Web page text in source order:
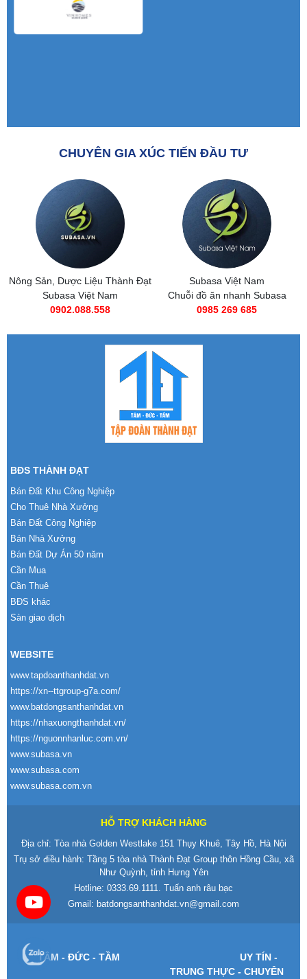
CHUYÊN GIA XÚC TIẾN ĐẦU TƯ
Nông Sản, Dược Liệu Thành Đạt
Subasa Việt Nam
0902.088.558
Subasa Việt Nam
Chuỗi đồ ăn nhanh Subasa
0985 269 685
BĐS THÀNH ĐẠT
Bán Đất Khu Công Nghiệp
Cho Thuê Nhà Xưởng
Bán Đất Công Nghiệp
Bán Nhà Xưởng
Bán Đất Dự Án 50 năm
Cần Mua
Cần Thuê
BĐS khác
Sàn giao dịch
WEBSITE
www.tapdoanthanhdat.vn
https://xn--ttgroup-g7a.com/
www.batdongsanthanhdat.vn
https://nhaxuongthanhdat.vn/
https://nguonnhanluc.com.vn/
www.subasa.vn
www.subasa.com
www.subasa.com.vn
HỖ TRỢ KHÁCH HÀNG
Địa chỉ: Tòa nhà Golden Westlake 151 Thụy Khuê, Tây Hồ, Hà Nội
Trụ sở điều hành: Tầng 5 tòa nhà Thành Đạt Group thôn Hồng Cầu, xã
Như Quỳnh, tỉnh Hưng Yên
Hotline: 0333.69.1111. Tuấn anh râu bạc
Gmail: batdongsanthanhdat.vn@gmail.com
TÂM - ĐỨC - TẦM UY TÍN -
TRUNG THỰC - CHUYÊN